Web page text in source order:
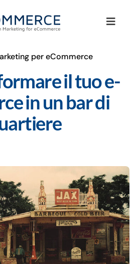
Toggle
Metodologia
I Clienti
il tuo eCommerce
per eCommerce
il tuo e-
in un bar di